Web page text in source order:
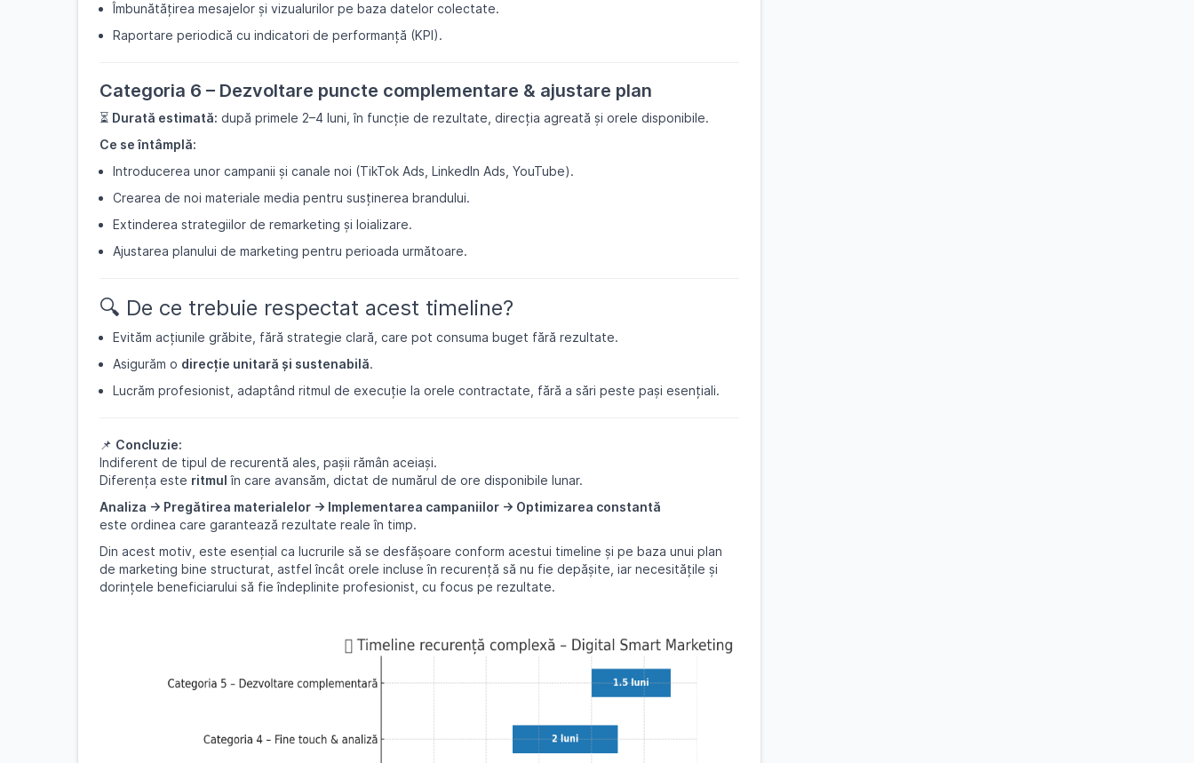
Îmbunătățirea mesajelor și vizualurilor pe baza datelor colectate.
Raportare periodică cu indicatori de performanță (KPI).
Categoria 6 – Dezvoltare puncte complementare & ajustare plan
⏳ Durată estimată: după primele 2–4 luni, în funcție de rezultate, direcția agreată și orele disponibile.
Ce se întâmplă:
Introducerea unor campanii și canale noi (TikTok Ads, LinkedIn Ads, YouTube).
Crearea de noi materiale media pentru susținerea brandului.
Extinderea strategiilor de remarketing și loializare.
Ajustarea planului de marketing pentru perioada următoare.
🔍 De ce trebuie respectat acest timeline?
Evităm acțiunile grăbite, fără strategie clară, care pot consuma buget fără rezultate.
Asigurăm o direcție unitară și sustenabilă.
Lucrăm profesionist, adaptând ritmul de execuție la orele contractate, fără a sări peste pași esențiali.
📌 Concluzie:
Indiferent de tipul de recurentă ales, pașii rămân aceiași.
Diferența este ritmul în care avansăm, dictat de numărul de ore disponibile lunar.
Analiza → Pregătirea materialelor → Implementarea campaniilor → Optimizarea constantă
este ordinea care garantează rezultate reale în timp.
Din acest motiv, este esențial ca lucrurile să se desfășoare conform acestui timeline și pe baza unui plan
de marketing bine structurat, astfel încât orele incluse în recurență să nu fie depășite, iar necesitățile și
dorințele beneficiarului să fie îndeplinite profesionist, cu focus pe rezultate.